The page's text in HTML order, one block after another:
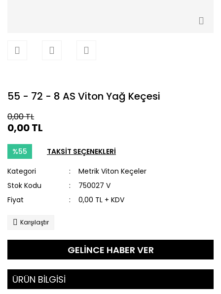
55 - 72 - 8 AS Viton Yağ Keçesi
0,00 TL
0,00 TL
%55 TAKSİT SEÇENEKLERİ
Kategori
Metrik Viton Keçeler
Stok Kodu
750027 V
Fiyat
0,00 TL + KDV
Karşılaştır
GELİNCE HABER VER
ÜRÜN BİLGİSİ